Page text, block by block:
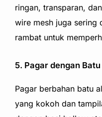
ringan, transparan,
wire mesh juga sering
rambat untuk
5. Pagar dengan
Pagar berbahan batu
yang kokoh dan